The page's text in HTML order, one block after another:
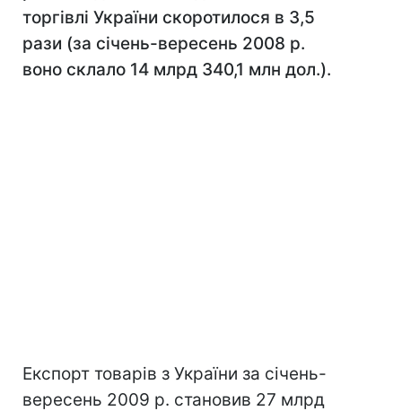
торгівлі України скоротилося в 3,5
рази (за січень-вересень 2008 р.
воно склало 14 млрд 340,1 млн дол.).
Експорт товарів з України за січень-
вересень 2009 р. становив 27 млрд